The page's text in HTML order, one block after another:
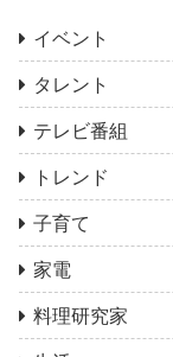
イベント
タレント
テレビ番組
トレンド
子育て
家電
料理研究家